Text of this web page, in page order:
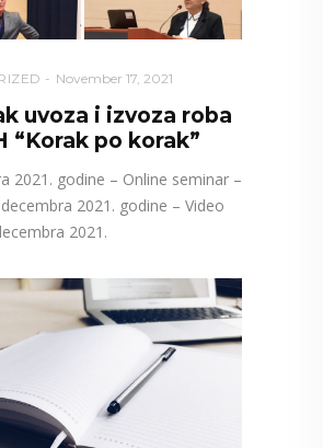
November 17, 2021
uvoza i izvoza roba
“Korak po korak”
2021. godine – Online seminar –
2021. godine – Video
2021.